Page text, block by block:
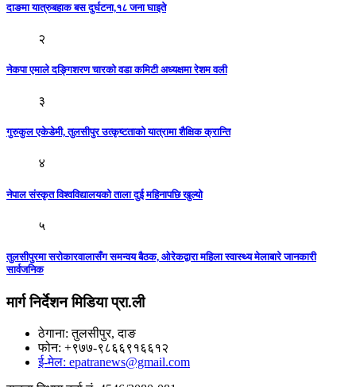
दाङमा यात्रुबहाक बस दुर्घटना,१८ जना घाइते
२
नेकपा एमाले दङ्गिशरण चारकाे वडा कमिटी अध्यक्षमा रेशम वली
३
गुरुकुल एकेडेमी, तुलसीपुर उत्कृष्टताको यात्रामा शैक्षिक क्रान्ति
४
नेपाल संस्कृत विश्वविद्यालयको ताला दुई महिनापछि खुल्यो
५
तुलसीपुरमा सरोकारवालासँग समन्वय बैठक, ओरेकद्वारा महिला स्वास्थ्य मेलाबारे जानकारी
सार्वजनिक
मार्ग निर्देशन मिडिया प्रा.ली
ठेगाना: तुलसीपुर, दाङ
फोन: +९७७-९८६६९१६६१२
ई-मेल: epatranews@gmail.com